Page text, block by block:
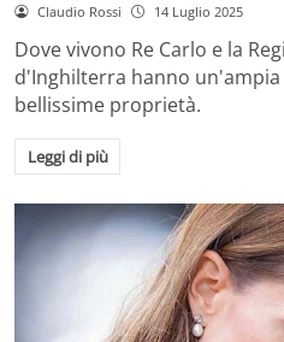
Claudio Rossi 14 Luglio 2025
Dove vivono Re Carlo e la
d'Inghilterra hanno
bellissime proprietà.
Leggi di più